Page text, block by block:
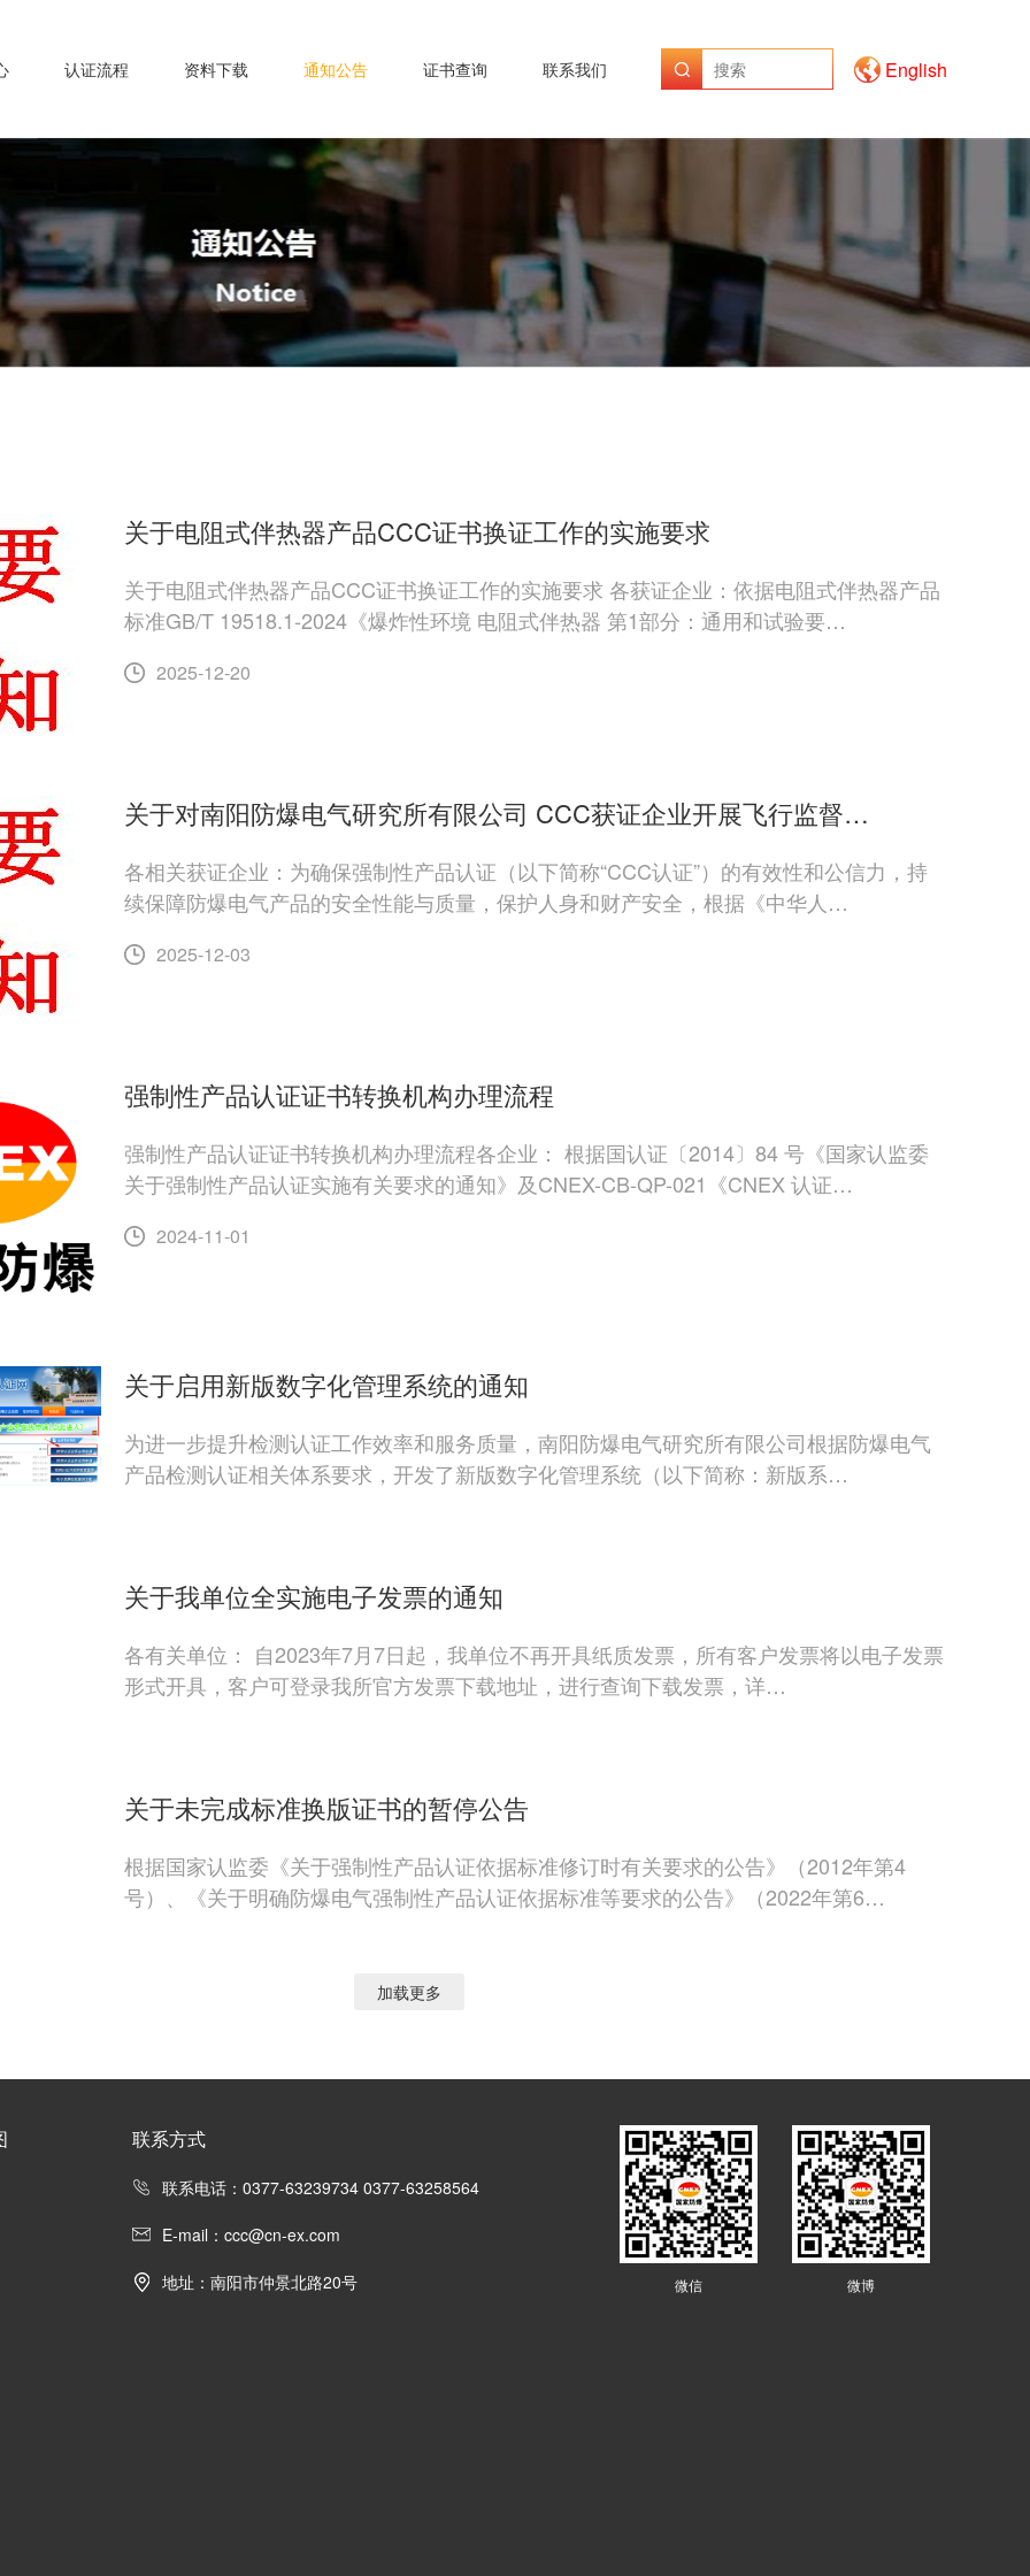
认证流程 资料下载 通知公告 证书查询 联系我们 English
关于电阻式伴热器产品CCC证书换证工作的实施要求
关于电阻式伴热器产品CCC证书换证工作的实施要求 各获证企业：依据电阻式伴热器产品
标准GB/T 19518.1-2024《爆炸性环境 电阻式伴热器 第1部分：通用和试验要…
2025-12-20
关于对南阳防爆电气研究所有限公司 CCC获证企业开展飞行监督…
各相关获证企业：为确保强制性产品认证（以下简称“CCC认证”）的有效性和公信力，持
续保障防爆电气产品的安全性能与质量，保护人身和财产安全，根据《中华人…
2025-12-03
强制性产品认证证书转换机构办理流程
强制性产品认证证书转换机构办理流程各企业： 根据国认证〔2014〕84 号《国家认监委
关于强制性产品认证实施有关要求的通知》及CNEX-CB-QP-021《CNEX 认证…
2024-11-01
关于启用新版数字化管理系统的通知
为进一步提升检测认证工作效率和服务质量，南阳防爆电气研究所有限公司根据防爆电气
产品检测认证相关体系要求，开发了新版数字化管理系统（以下简称：新版系…
关于我单位全实施电子发票的通知
各有关单位： 自2023年7月7日起，我单位不再开具纸质发票，所有客户发票将以电子发票
形式开具，客户可登录我所官方发票下载地址，进行查询下载发票，详…
关于未完成标准换版证书的暂停公告
根据国家认监委《关于强制性产品认证依据标准修订时有关要求的公告》（2012年第4
号）、《关于明确防爆电气强制性产品认证依据标准等要求的公告》（2022年第6…
加载更多
联系方式
联系电话：0377-63239734 0377-63258564
E-mail：ccc@cn-ex.com
地址：南阳市仲景北路20号 微信 微博